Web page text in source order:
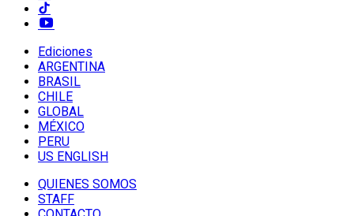
Ediciones
ARGENTINA
BRASIL
CHILE
GLOBAL
MÉXICO
PERU
US ENGLISH
QUIENES SOMOS
STAFF